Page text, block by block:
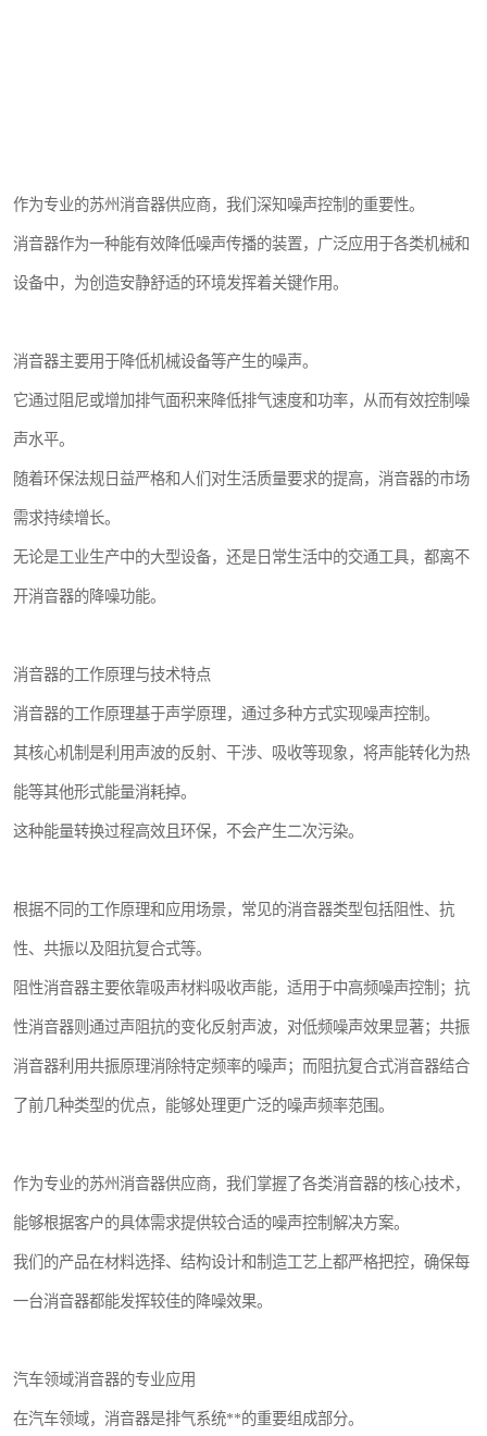
作为专业的苏州消音器供应商，我们深知噪声控制的重要性。
消音器作为一种能有效降低噪声传播的装置，广泛应用于各类机械和
设备中，为创造安静舒适的环境发挥着关键作用。
消音器主要用于降低机械设备等产生的噪声。
它通过阻尼或增加排气面积来降低排气速度和功率，从而有效控制噪
声水平。
随着环保法规日益严格和人们对生活质量要求的提高，消音器的市场
需求持续增长。
无论是工业生产中的大型设备，还是日常生活中的交通工具，都离不
开消音器的降噪功能。
消音器的工作原理与技术特点
消音器的工作原理基于声学原理，通过多种方式实现噪声控制。
其核心机制是利用声波的反射、干涉、吸收等现象，将声能转化为热
能等其他形式能量消耗掉。
这种能量转换过程高效且环保，不会产生二次污染。
根据不同的工作原理和应用场景，常见的消音器类型包括阻性、抗
性、共振以及阻抗复合式等。
阻性消音器主要依靠吸声材料吸收声能，适用于中高频噪声控制；抗
性消音器则通过声阻抗的变化反射声波，对低频噪声效果显著；共振
消音器利用共振原理消除特定频率的噪声；而阻抗复合式消音器结合
了前几种类型的优点，能够处理更广泛的噪声频率范围。
作为专业的苏州消音器供应商，我们掌握了各类消音器的核心技术，
能够根据客户的具体需求提供较合适的噪声控制解决方案。
我们的产品在材料选择、结构设计和制造工艺上都严格把控，确保每
一台消音器都能发挥较佳的降噪效果。
汽车领域消音器的专业应用
在汽车领域，消音器是排气系统**的重要组成部分。